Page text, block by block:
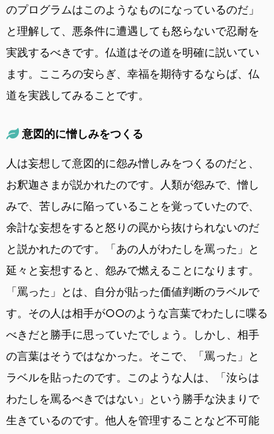
のプログラムはこのようなものになっているのだ」
と理解して、悪条件に遭遇しても怒らないで忍耐を
実践するべきです。仏道はその道を明確に説いてい
ます。こころの安らぎ、幸福を期待するならば、仏
道を実践してみることです。
意図的に憎しみをつくる
人は妄想して意図的に怨み憎しみをつくるのだと、
お釈迦さまが説かれたのです。人類が怨みで、憎し
みで、苦しみに陥っていることを覚っていたので、
余計な妄想をすると怒りの罠から抜けられないのだ
と説かれたのです。「あの人がわたしを罵った」と
延々と妄想すると、怨みで燃えることになります。
「罵った」とは、自分が貼った価値判断のラベルで
す。その人は相手が○○のような言葉でわたしに喋る
べきだと勝手に思っていたでしょう。しかし、相手
の言葉はそうではなかった。そこで、「罵った」と
ラベルを貼ったのです。このような人は、「汝らは
わたしを罵るべきではない」という勝手な決まりで
生きているのです。他人を管理することなど不可能